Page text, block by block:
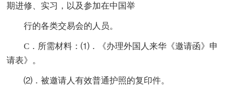
期进修、实习，以及参加在中国举
行的各类交易会的人员。
C．所需材料：⑴．《办理外国人来华《邀请函》申
请表》。
⑵．被邀请人有效普通护照的复印件。